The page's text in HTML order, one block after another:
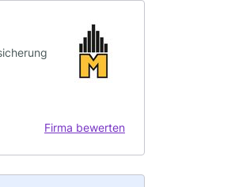
Firma bewerten